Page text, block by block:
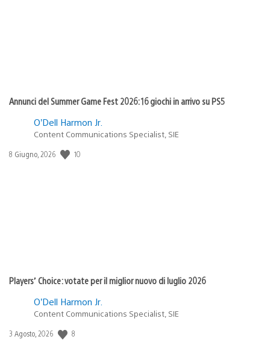
Annunci del Summer Game Fest 2026: 16 giochi in arrivo su PS5
O’Dell Harmon Jr.
Content Communications Specialist, SIE
Data
8 Giugno, 2026 10
Players’ Choice: votate per il miglior nuovo di luglio 2026
O’Dell Harmon Jr.
Content Communications Specialist, SIE
Data
3 Agosto, 2026 8